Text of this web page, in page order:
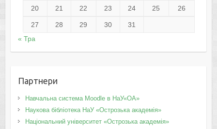
20 21 22 23 24 25 26
27 28 29 30
31
« Тра
Партнери
Навчальна система Moodle в НаУ«ОА»
Наукова бібліотека НаУ «Острозька академія»
Національний університет «Острозька академія»